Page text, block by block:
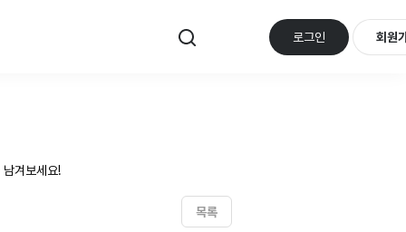
로그인 회원
겨보세요!
목록